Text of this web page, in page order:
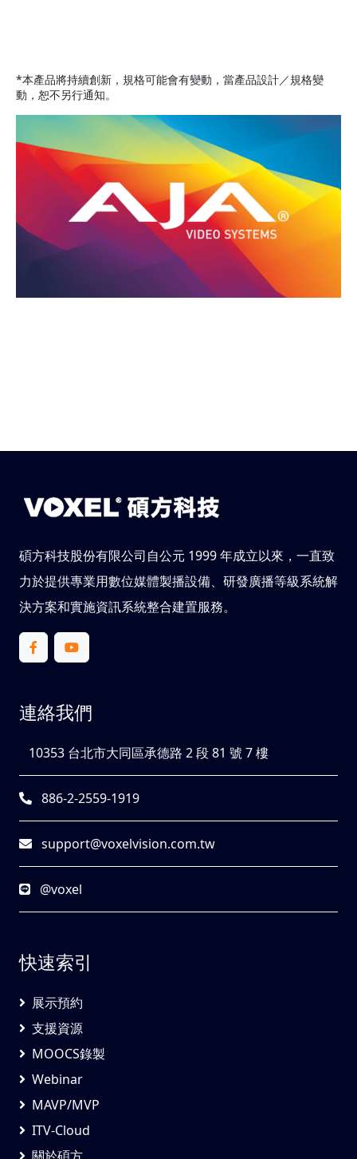
*本產品將持續創新，規格可能會有變動，當產品設計／規格變
動，恕不另行通知。
碩方科技股份有限公司自公元 1999 年成立以來，一直致
力於提供專業用數位媒體製播設備、研發廣播等級系統解
決方案和實施資訊系統整合建置服務。
連絡我們
10353 台北市大同區承德路 2 段 81 號 7 樓
886-2-2559-1919
support@voxelvision.com.tw
@voxel
快速索引
展示預約
支援資源
MOOCS錄製
Webinar
MAVP/MVP
ITV-Cloud